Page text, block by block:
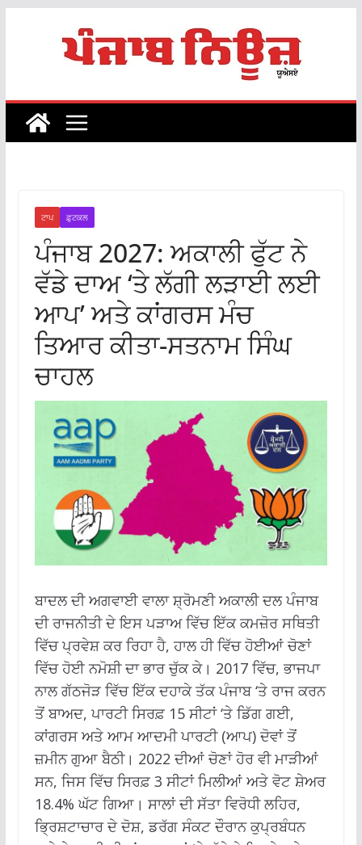
ਟਾਪ ਫ਼ੁਟਕਲ
ਪੰਜਾਬ 2027: ਅਕਾਲੀ ਫੁੱਟ ਨੇ
ਵੱਡੇ ਦਾਅ ‘ਤੇ ਲੱਗੀ ਲੜਾਈ ਲਈ
ਆਪ’ ਅਤੇ ਕਾਂਗਰਸ ਮੰਚ
ਤਿਆਰ ਕੀਤਾ-ਸਤਨਾਮ ਸਿੰਘ
ਚਾਹਲ
ਬਾਦਲ ਦੀ ਅਗਵਾਈ ਵਾਲਾ ਸ਼੍ਰੋਮਣੀ ਅਕਾਲੀ ਦਲ ਪੰਜਾਬ
ਦੀ ਰਾਜਨੀਤੀ ਦੇ ਇਸ ਪੜਾਅ ਵਿੱਚ ਇੱਕ ਕਮਜ਼ੋਰ ਸਥਿਤੀ
ਵਿੱਚ ਪ੍ਰਵੇਸ਼ ਕਰ ਰਿਹਾ ਹੈ, ਹਾਲ ਹੀ ਵਿੱਚ ਹੋਈਆਂ ਚੋਣਾਂ
ਵਿੱਚ ਹੋਈ ਨਮੋਸ਼ੀ ਦਾ ਭਾਰ ਚੁੱਕ ਕੇ। 2017 ਵਿੱਚ, ਭਾਜਪਾ
ਨਾਲ ਗੱਠਜੋੜ ਵਿੱਚ ਇੱਕ ਦਹਾਕੇ ਤੱਕ ਪੰਜਾਬ ‘ਤੇ ਰਾਜ ਕਰਨ
ਤੋਂ ਬਾਅਦ, ਪਾਰਟੀ ਸਿਰਫ਼ 15 ਸੀਟਾਂ ‘ਤੇ ਡਿੱਗ ਗਈ,
ਕਾਂਗਰਸ ਅਤੇ ਆਮ ਆਦਮੀ ਪਾਰਟੀ (ਆਪ) ਦੋਵਾਂ ਤੋਂ
ਜ਼ਮੀਨ ਗੁਆ ਬੈਠੀ। 2022 ਦੀਆਂ ਚੋਣਾਂ ਹੋਰ ਵੀ ਮਾੜੀਆਂ
ਸਨ, ਜਿਸ ਵਿੱਚ ਸਿਰਫ਼ 3 ਸੀਟਾਂ ਮਿਲੀਆਂ ਅਤੇ ਵੋਟ ਸ਼ੇਅਰ
18.4% ਘੱਟ ਗਿਆ। ਸਾਲਾਂ ਦੀ ਸੱਤਾ ਵਿਰੋਧੀ ਲਹਿਰ,
ਭ੍ਰਿਸ਼ਟਾਚਾਰ ਦੇ ਦੋਸ਼, ਡਰੱਗ ਸੰਕਟ ਦੌਰਾਨ ਕੁਪ੍ਰਬੰਧਨ